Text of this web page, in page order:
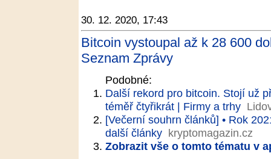
30. 12. 2020, 17:43
Bitcoin vystoupal až k 28 600
Seznam Zprávy
Podobné:
Další rekord pro bitcoin. Stojí už
téměř čtyřikrát | Firmy a trhy
[Večerní souhrn článků] • Rok
další články kryptomagazin.cz
Zobrazit vše o tomto tématu v